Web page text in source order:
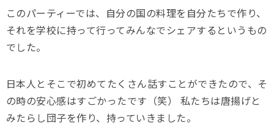
このパーティーでは、自分の国の料理を自分たちで作り、
それを学校に持って行ってみんなでシェアするというもの
でした。
日本人とそこで初めてたくさん話すことができたので、そ
の時の安心感はすごかったです（笑） 私たちは唐揚げと
みたらし団子を作り、持っていきました。